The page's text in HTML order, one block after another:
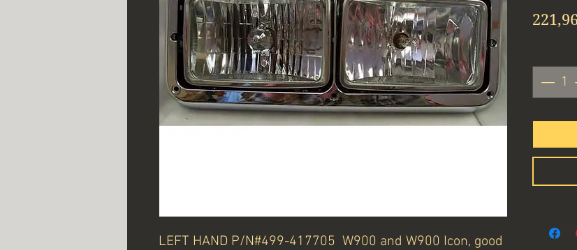
LEFT HAND P/N#499-417705 W900 and W900 Icon, good